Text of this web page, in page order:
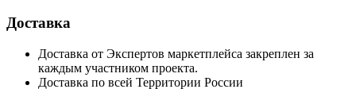
Доставка
Доставка от Экспертов маркетплейса закреплен за
каждым участником проекта.
Доставка по всей Территории России